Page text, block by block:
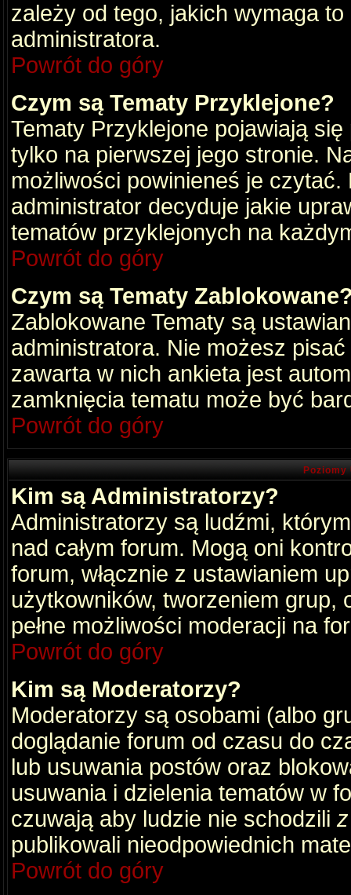
zależy od tego, jakich wymaga
administratora.
Powrót do góry
Czym są Tematy Przyklejone?
Tematy Przyklejone pojawiają
tylko na pierwszej jego stronie.
możliwości powinieneś je czytać.
administrator decyduje jakie
tematów przyklejonych na
Powrót do góry
Czym są Tematy
Zablokowane Tematy są
administratora. Nie możesz
zawarta w nich ankieta jest
zamknięcia tematu może być
Powrót do góry
Kim są Administratorzy?
Administratorzy są ludźmi,
nad całym forum. Mogą oni
forum, włącznie z ustawianiem
użytkowników, tworzeniem grup,
pełne możliwości moderacji na
Powrót do góry
Kim są Moderatorzy?
Moderatorzy są osobami (albo
doglądanie forum od czasu do
lub usuwania postów oraz
usuwania i dzielenia tematów w
czuwają aby ludzie nie schodzili
publikowali nieodpowiednich
Powrót do góry